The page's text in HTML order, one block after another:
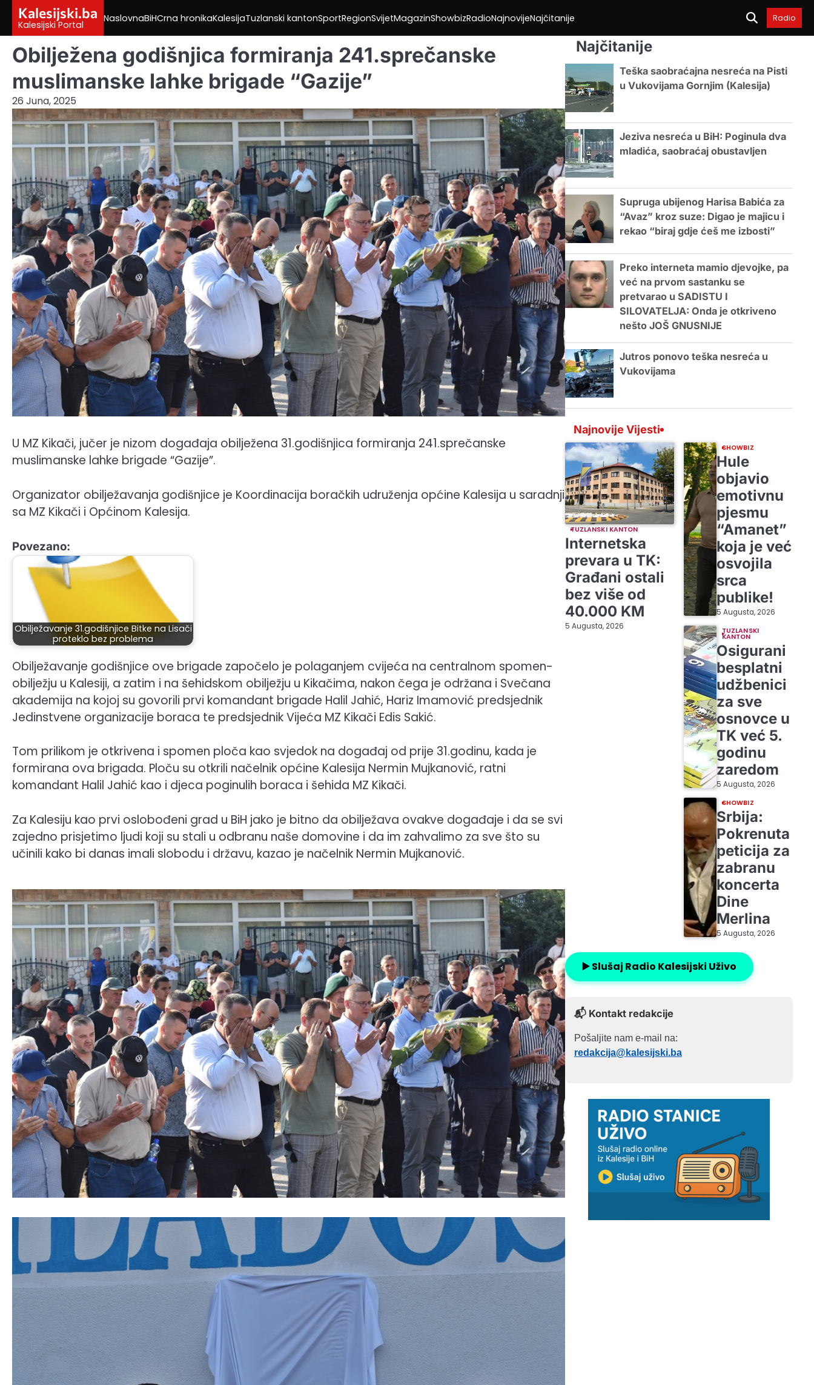
content
Kalesijski.ba
Kalesijski Portal
NaslovnaBiHCrna hronikaKalesijaTuzlanski kantonSportRegionSvijetMagazinShowbizRadioNajnovijeNajčitanije Radio
Obilježena godišnjica formiranja 241.sprečanske
muslimanske lahke brigade “Gazije”
26 Juna, 2025
U MZ Kikači, jučer je nizom događaja obilježena 31.godišnjica formiranja 241.sprečanske
muslimanske lahke brigade “Gazije”.
Organizator obilježavanja godišnjice je Koordinacija boračkih udruženja općine Kalesija u saradnji
sa MZ Kikači i Općinom Kalesija.
Povezano:
Obilježavanje 31.godišnjice Bitke na Lisači
proteklo bez problema
Obilježavanje godišnjice ove brigade započelo je polaganjem cvijeća na centralnom spomen-
obilježju u Kalesiji, a zatim i na šehidskom obilježju u Kikačima, nakon čega je održana i Svečana
akademija na kojoj su govorili prvi komandant brigade Halil Jahić, Hariz Imamović predsjednik
Jedinstvene organizacije boraca te predsjednik Vijeća MZ Kikači Edis Sakić.
Tom prilikom je otkrivena i spomen ploča kao svjedok na događaj od prije 31.godinu, kada je
formirana ova brigada. Ploču su otkrili načelnik općine Kalesija Nermin Mujkanović, ratni
komandant Halil Jahić kao i djeca poginulih boraca i šehida MZ Kikači.
Za Kalesiju kao prvi oslobođeni grad u BiH jako je bitno da obilježava ovakve događaje i da se svi
zajedno prisjetimo ljudi koji su stali u odbranu naše domovine i da im zahvalimo za sve što su
učinili kako bi danas imali slobodu i državu, kazao je načelnik Nermin Mujkanović.
Najčitanije
Teška saobraćajna nesreća na Pisti
u Vukovijama Gornjim (Kalesija)
Jeziva nesreća u BiH: Poginula dva
mladića, saobraćaj obustavljen
Supruga ubijenog Harisa Babića za
“Avaz” kroz suze: Digao je majicu i
rekao “biraj gdje ćeš me izbosti”
Preko interneta mamio djevojke, pa
već na prvom sastanku se
pretvarao u SADISTU I
SILOVATELJA: Onda je otkriveno
nešto JOŠ GNUSNIJE
Jutros ponovo teška nesreća u
Vukovijama
Najnovije Vijesti
TUZLANSKI KANTON
Internetska
prevara u TK:
Građani ostali
bez više od
40.000 KM
5 Augusta, 2026
SHOWBIZ
Hule
objavio
emotivnu
pjesmu
“Amanet”
koja je već
osvojila
srca
publike!
5 Augusta, 2026
TUZLANSKI
KANTON
Osigurani
besplatni
udžbenici
za sve
osnovce u
TK već 5.
godinu
zaredom
5 Augusta, 2026
SHOWBIZ
Srbija:
Pokrenuta
peticija za
zabranu
koncerta
Dine
Merlina
5 Augusta, 2026
▶️ Slušaj Radio Kalesijski Uživo
📬 Kontakt redakcije
Pošaljite nam e-mail na:
redakcija@kalesijski.ba